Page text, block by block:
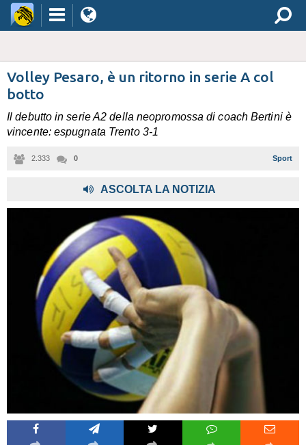
Volley Pesaro, è un ritorno in serie A col
botto
Il debutto in serie A2 della neopromossa di coach Bertini è
vincente: espugnata Trento 3-1
2.333 0 Sport
ASCOLTA LA NOTIZIA